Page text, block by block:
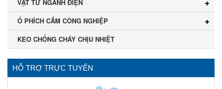
VẬT TƯ NGÀNH ĐIỆN
Ổ PHÍCH CẮM CÔNG NGHIỆP
KEO CHỐNG CHÁY CHỊU NHIỆT
HỖ TRỢ TRỰC TUYẾN